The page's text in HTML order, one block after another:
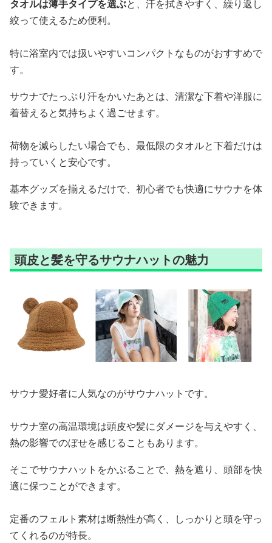
タオルは薄手タイプを選ぶと、汗を拭きやすく、繰り返し
絞って使えるため便利。
特に浴室内では扱いやすいコンパクトなものがおすすめで
す。
サウナでたっぷり汗をかいたあとは、清潔な下着や洋服に
着替えると気持ちよく過ごせます。
荷物を減らしたい場合でも、最低限のタオルと下着だけは
持っていくと安心です。
基本グッズを揃えるだけで、初心者でも快適にサウナを体
験できます。
頭皮と髪を守るサウナハットの魅力
サウナ愛好者に人気なのがサウナハットです。
サウナ室の高温環境は頭皮や髪にダメージを与えやすく、
熱の影響でのぼせを感じることもあります。
そこでサウナハットをかぶることで、熱を遮り、頭部を快
適に保つことができます。
定番のフェルト素材は断熱性が高く、しっかりと頭を守っ
てくれるのが特長。